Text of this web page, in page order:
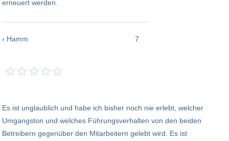
erneuert werden.
› Hamm 7
Es ist unglaublich und habe ich bisher noch nie erlebt, welcher
Umgangston und welches Führungsverhalten von den beiden
Betreibern gegenüber den Mitarbeitern gelebt wird. Es ist